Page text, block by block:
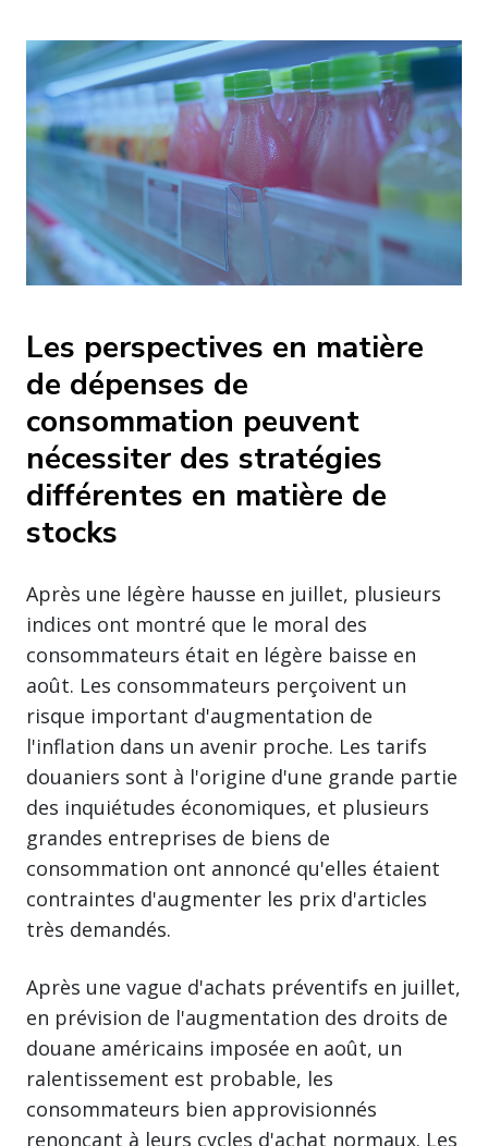
Les perspectives en matière
de dépenses de
consommation peuvent
nécessiter des stratégies
différentes en matière de
stocks
Après une légère hausse en juillet, plusieurs
indices ont montré que le moral des
consommateurs était en légère baisse en
août. Les consommateurs perçoivent un
risque important d'augmentation de
l'inflation dans un avenir proche. Les tarifs
douaniers sont à l'origine d'une grande partie
des inquiétudes économiques, et plusieurs
grandes entreprises de biens de
consommation ont annoncé qu'elles étaient
contraintes d'augmenter les prix d'articles
très demandés.
Après une vague d'achats préventifs en juillet,
en prévision de l'augmentation des droits de
douane américains imposée en août, un
ralentissement est probable, les
consommateurs bien approvisionnés
renonçant à leurs cycles d'achat normaux. Les